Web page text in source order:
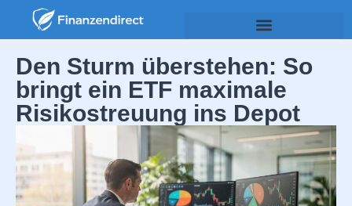
Den Sturm überstehen: So
bringt ein ETF maximale
Risikostreuung ins Depot